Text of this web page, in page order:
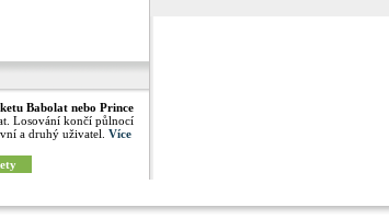
Babolat nebo Prince
Losování končí půlnocí
a druhý uživatel. Více